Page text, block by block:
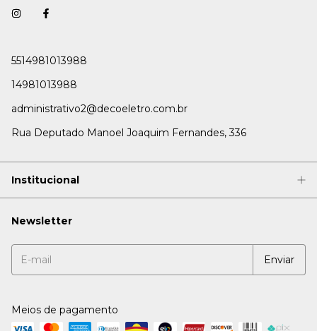
5514981013988
14981013988
administrativo2@decoeletro.com.br
Rua Deputado Manoel Joaquim Fernandes, 336
Institucional
Newsletter
Meios de pagamento